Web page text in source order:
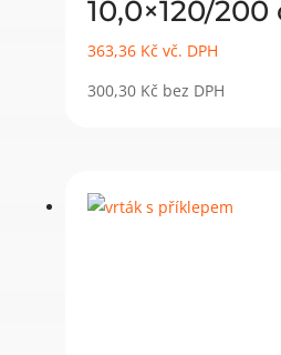
10,0×120/200
363,36 Kč vč. DPH
300,30 Kč bez DPH